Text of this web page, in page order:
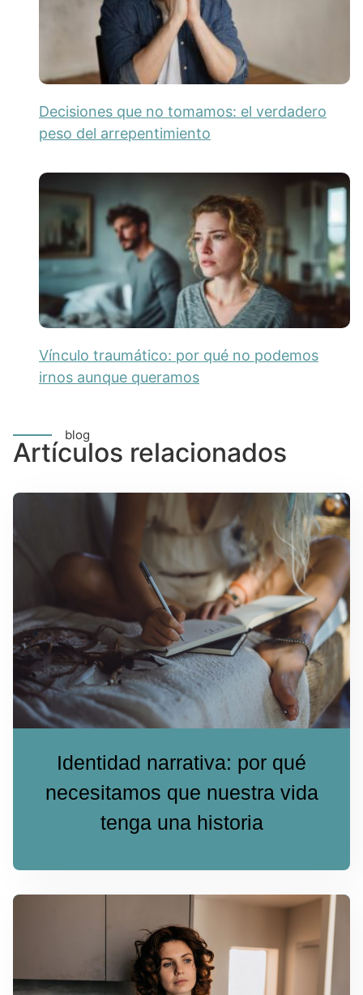
Decisiones que no tomamos: el verdadero
peso del arrepentimiento
Vínculo traumático: por qué no podemos
irnos aunque queramos
blog
Artículos relacionados
Identidad narrativa: por qué
necesitamos que nuestra vida
tenga una historia